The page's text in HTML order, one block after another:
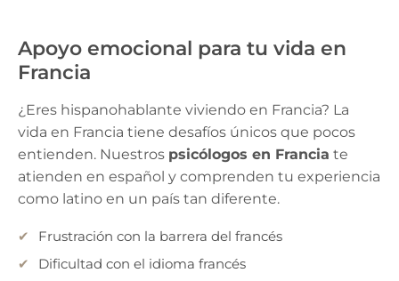
Apoyo emocional para tu vida en
Francia
¿Eres hispanohablante viviendo en Francia? La
vida en Francia tiene desafíos únicos que pocos
entienden. Nuestros psicólogos en Francia te
atienden en español y comprenden tu experiencia
como latino en un país tan diferente.
Frustración con la barrera del francés
Dificultad con el idioma francés